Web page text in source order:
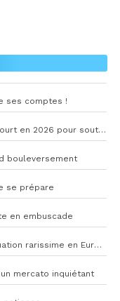
ses comptes !
La somme astronomique injectée par McCourt en 2026 pour soutenir l’OM
bouleversement
se prépare
en embuscade
Zéro recrue au 7 août, l’OM face à une situation rarissime en Europe
mercato inquiétant